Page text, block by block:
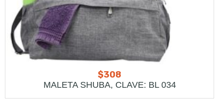
$308
MALETA SHUBA, CLAVE: BL 034